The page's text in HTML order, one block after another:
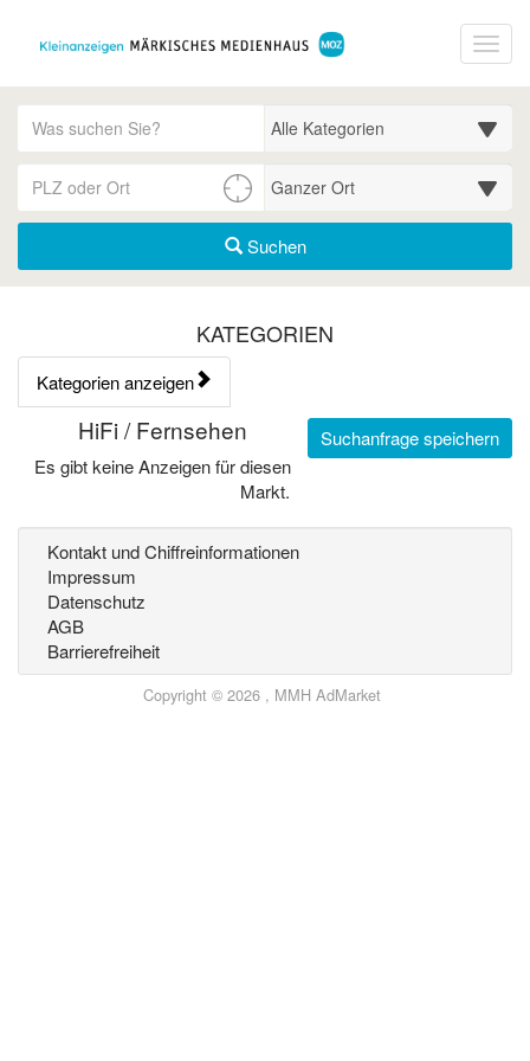
Suchen
Kategorien & Anzeigen
KATEGORIEN
Kategorien anzeigen
Bedienhinweis: Navigieren Sie mit Tab (Shift+Tab zurück).
Rubrik:
HiFi / Fernsehen
Suchanfrage speichern
Es gibt keine Anzeigen für diesen
Markt.
Kontakt und Chiffreinformationen
Impressum
Datenschutz
AGB
Barrierefreiheit
Copyright © 2026 , MMH AdMarket